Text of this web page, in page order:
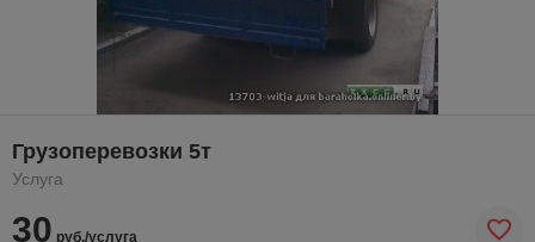
Грузоперевозки 5т
Услуга
30 руб./услуга